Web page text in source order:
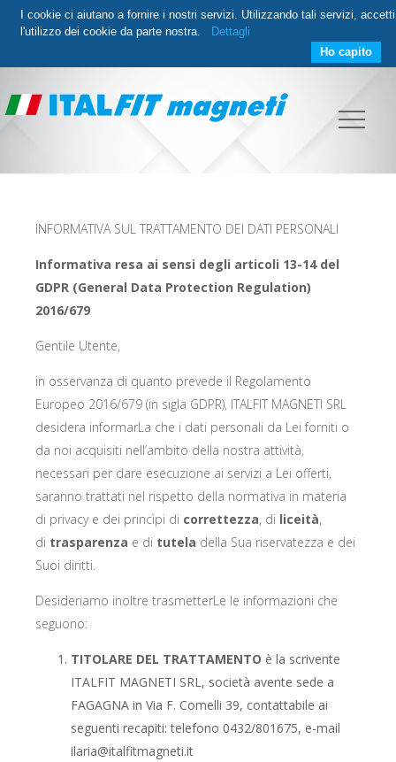
INFORMATIVA SUL TRATTAMENTO DEI DATI PERSONALI
Informativa resa ai sensi degli articoli 13-14 del
GDPR (General Data Protection Regulation)
2016/679
Gentile Utente,
in osservanza di quanto prevede il Regolamento
Europeo 2016/679 (in sigla GDPR), ITALFIT MAGNETI SRL
desidera informarLa che i dati personali da Lei forniti o
da noi acquisiti nell’ambito della nostra attività,
necessari per dare esecuzione ai servizi a Lei offerti,
saranno trattati nel rispetto della normativa in materia
di privacy e dei princìpi di correttezza, di liceità,
di trasparenza e di tutela della Sua riservatezza e dei
Suoi diritti.
Desideriamo inoltre trasmetterLe le informazioni che
seguono:
TITOLARE DEL TRATTAMENTO è la scrivente
ITALFIT MAGNETI SRL, società avente sede a
FAGAGNA in Via F. Comelli 39, contattabile ai
seguenti recapiti: telefono 0432/801675, e-mail
ilaria@italfitmagneti.it
I cookie ci aiutano a fornire i nostri servizi. Utilizzando tali servizi, accetti
l'utilizzo dei cookie da parte nostra.
Dettagli
Ho capito